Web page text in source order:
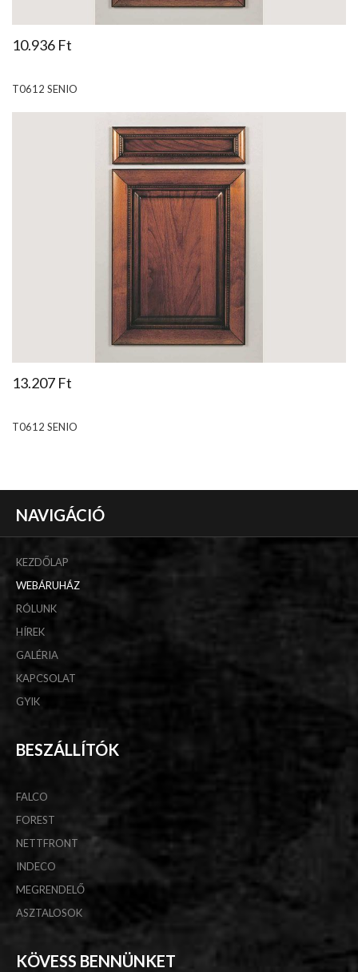
10.936 Ft
T0612 SENIO
13.207 Ft
T0612 SENIO
NAVIGÁCIÓ
KEZDŐLAP
WEBÁRUHÁZ
RÓLUNK
HÍREK
GALÉRIA
KAPCSOLAT
GYIK
BESZÁLLÍTÓK
FALCO
FOREST
NETTFRONT
INDECO
MEGRENDELŐ
ASZTALOSOK
KÖVESS BENNÜNKET